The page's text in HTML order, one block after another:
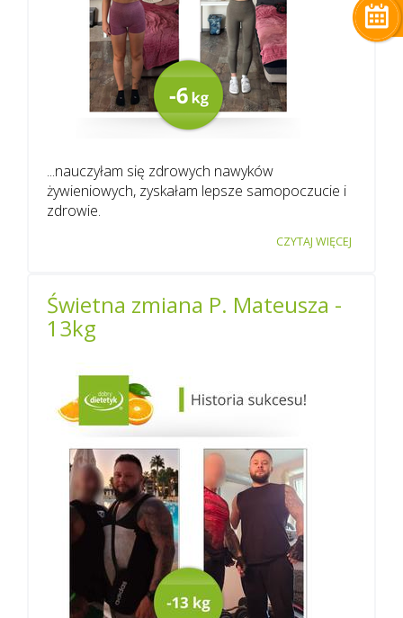
...nauczyłam się zdrowych nawyków
żywieniowych, zyskałam lepsze samopoczucie i
zdrowie.
CZYTAJ WIĘCEJ
Świetna zmiana P. Mateusza -
13kg